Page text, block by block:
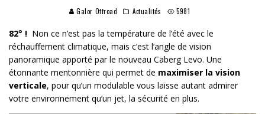
Galor Offroad Actualités 5981
82° ! Non ce n’est pas la température de l’été avec le
réchauffement climatique, mais c’est l’angle de vision
panoramique apporté par le nouveau Caberg Levo. Une
étonnante mentonnière qui permet de maximiser la vision
verticale, pour qu’un modulable vous laisse autant admirer
votre environnement qu’un jet, la sécurité en plus.